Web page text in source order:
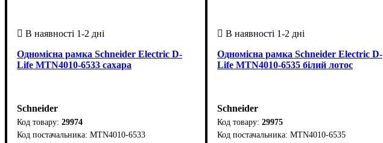
Одномісна рамка Schneider Electric D-
Life MTN4010-6533 сахара
Schneider
29974
MTN4010-6533
Одномісна рамка Schneider Electric D-
Life MTN4010-6535 білий лотос
Schneider
29975
MTN4010-6535